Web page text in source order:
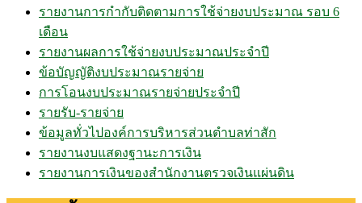
รายงานการกำกับติดตามการใช้จ่ายงบประมาณ รอบ 6
เดือน
รายงานผลการใช้จ่ายงบประมาณประจำปี
ข้อบัญญัติงบประมาณรายจ่าย
การโอนงบประมาณรายจ่ายประจำปี
รายรับ-รายจ่าย
ข้อมูลทั่วไปองค์การบริหารส่วนตำบลท่าสัก
รายงานงบแสดงฐานะการเงิน
รายงานการเงินของสำนักงานตรวจเงินแผ่นดิน